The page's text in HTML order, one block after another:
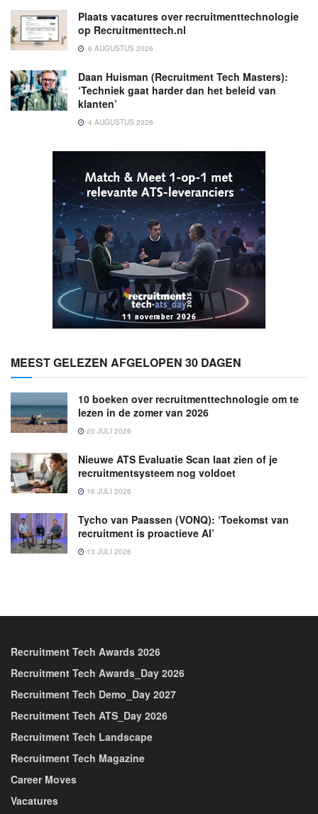
Plaats vacatures over recruitmenttechnologie
op Recruitmenttech.nl
6 AUGUSTUS 2026
Daan Huisman (Recruitment Tech Masters):
‘Techniek gaat harder dan het beleid van
klanten’
4 AUGUSTUS 2026
MEEST GELEZEN AFGELOPEN 30 DAGEN
10 boeken over recruitmenttechnologie om te
lezen in de zomer van 2026
20 JULI 2026
Nieuwe ATS Evaluatie Scan laat zien of je
recruitmentsysteem nog voldoet
16 JULI 2026
Tycho van Paassen (VONQ): ‘Toekomst van
recruitment is proactieve AI’
13 JULI 2026
Recruitment Tech Awards 2026
Recruitment Tech Awards_Day 2026
Recruitment Tech Demo_Day 2027
Recruitment Tech ATS_Day 2026
Recruitment Tech Landscape
Recruitment Tech Magazine
Career Moves
Vacatures